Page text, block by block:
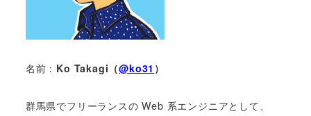
名前： Ko Takagi（@ko31 ）
群馬県でフリーランスの Web 系エンジニアとして、